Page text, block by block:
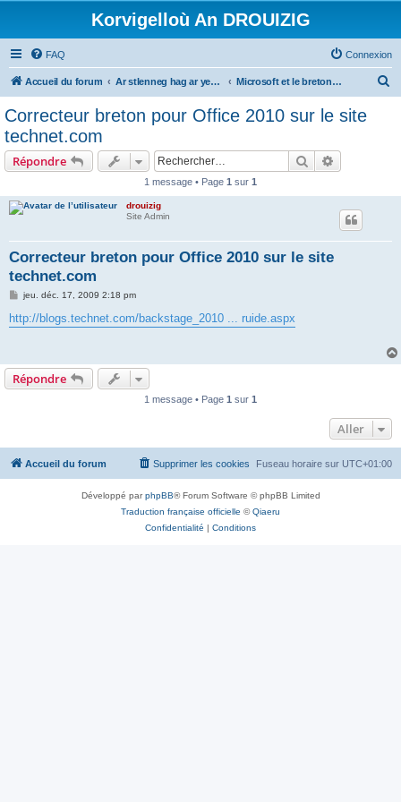
Korvigelloù An DROUIZIG
FAQ Connexion
Accueil du forum Ar stlenneg hag ar yezhoù bihan er bed a-bezh Microsoft et le breton - Microsoft and the Breton language
Correcteur breton pour Office 2010 sur le site
technet.com
Répondre Rechercher
1 message • Page 1 sur 1
drouizig
Site Admin
Correcteur breton pour Office 2010 sur le site
technet.com
M
s
s
jeu. déc. 17, 2009 2:18 pm
http://blogs.technet.com/backstage_2010 ... ruide.aspx
Répondre
1 message • Page 1 sur 1
Aller
Accueil du forum Fuseau horaire sur UTC+01:00
Supprimer les cookies
Développé parphpBB® Forum Software © phpBB Limited
Traduction française officielle ©Qiaeru
Confidentialité | Conditions